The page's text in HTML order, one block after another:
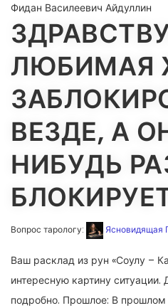
Фидан Василеевич Айдуллин
ЛЮБИМАЯ
ВЕЗДЕ, А
НИБУДЬ
Вопрос тарологу: Ясновидящая
Ваш расклад из рун «Соулу –
интересную картину ситуации.
подробно. Прошлое: В